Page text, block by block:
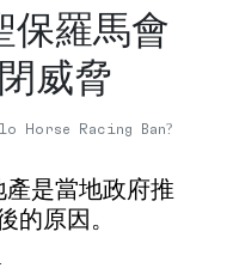
保羅馬會
威脅
Horse Racing Ban?
是當地政府推
的原因。